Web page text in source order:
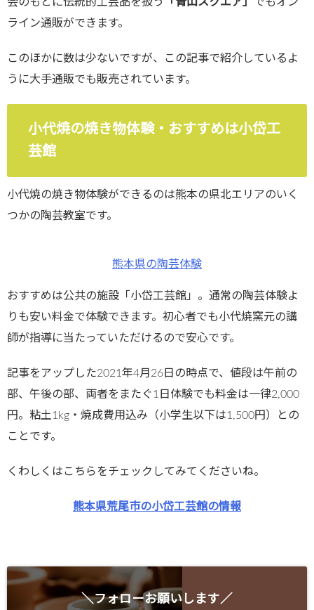
ライン通販ができます。
このほかに数は少ないですが、この記事で紹介しているよ
うに大手通販でも販売されています。
小代焼の焼き物体験・おすすめは小岱工
芸館
小代焼の焼き物体験ができるのは熊本の県北エリアのいく
つかの陶芸教室です。
熊本県の陶芸体験
おすすめは公共の施設「小岱工芸館」。通常の陶芸体験よ
りも安い料金で体験できます。初心者でも小代焼窯元の講
師が指導に当たっていただけるので安心です。
記事をアップした2021年4月26日の時点で、値段は午前の
部、午後の部、両者をまたぐ1日体験でも料金は一律2,000
円。粘土1kg・焼成費用込み（小学生以下は1,500円）との
ことです。
くわしくはこちらをチェックしてみてくださいね。
熊本県荒尾市の小岱工芸館の情報
＼フォローお願いします／